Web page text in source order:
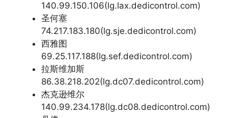
140.99.150.106(lg.lax.dedicontrol.com)
圣何塞
74.217.183.180(lg.sje.dedicontrol.com)
西雅图
69.25.117.188(lg.sef.dedicontrol.com)
拉斯维加斯
86.38.218.202(lg.dc07.dedicontrol.com)
杰克逊维尔
140.99.234.178(lg.dc08.dedicontrol.com)